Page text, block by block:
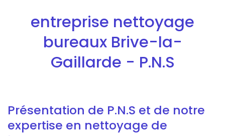
entreprise nettoyage
bureaux Brive-la-
Gaillarde - P.N.S
Présentation de P.N.S et de notre
expertise en nettoyage de